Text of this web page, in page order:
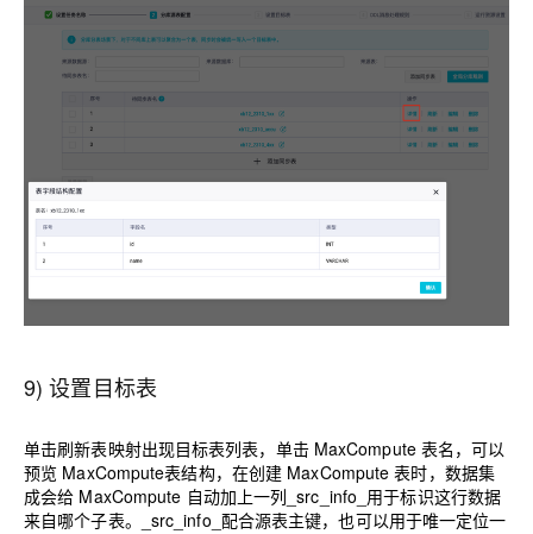
9) 设置目标表
单击刷新表映射出现目标表列表，单击 MaxCompute 表名，可以
预览 MaxCompute表结构，在创建 MaxCompute 表时，数据集
成会给 MaxCompute 自动加上一列_src_info_用于标识这行数据
来自哪个子表。_src_info_配合源表主键，也可以用于唯一定位一